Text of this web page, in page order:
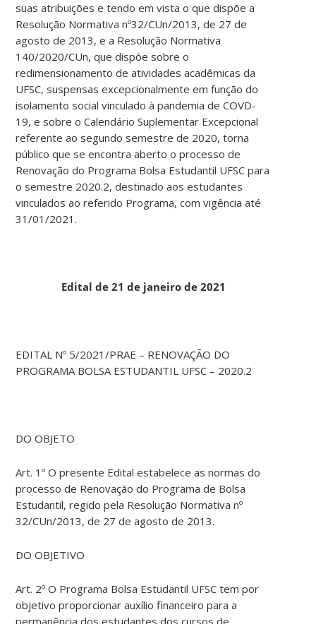
suas atribuições e tendo em vista o que dispõe a
Resolução Normativa nº32/CUn/2013, de 27 de
agosto de 2013, e a Resolução Normativa
140/2020/CUn, que dispõe sobre o
redimensionamento de atividades acadêmicas da
UFSC, suspensas excepcionalmente em função do
isolamento social vinculado à pandemia de COVD-
19, e sobre o Calendário Suplementar Excepcional
referente ao segundo semestre de 2020, torna
público que se encontra aberto o processo de
Renovação do Programa Bolsa Estudantil UFSC para
o semestre 2020.2, destinado aos estudantes
vinculados ao referido Programa, com vigência até
31/01/2021.
Edital de 21 de janeiro de 2021
EDITAL Nº 5/2021/PRAE – RENOVAÇÃO DO
PROGRAMA BOLSA ESTUDANTIL UFSC – 2020.2
DO OBJETO
Art. 1º O presente Edital estabelece as normas do
processo de Renovação do Programa de Bolsa
Estudantil, regido pela Resolução Normativa nº
32/CUn/2013, de 27 de agosto de 2013.
DO OBJETIVO
Art. 2º O Programa Bolsa Estudantil UFSC tem por
objetivo proporcionar auxílio financeiro para a